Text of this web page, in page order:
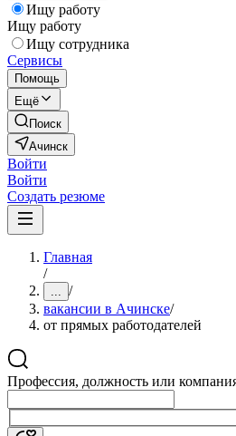
Ищу работу
Ищу работу
Ищу сотрудника
Сервисы
Помощь
Ещё
Поиск
Ачинск
Войти
Войти
Создать резюме
Главная
/
... /
вакансии в Ачинске/
от прямых работодателей
Профессия, должность или